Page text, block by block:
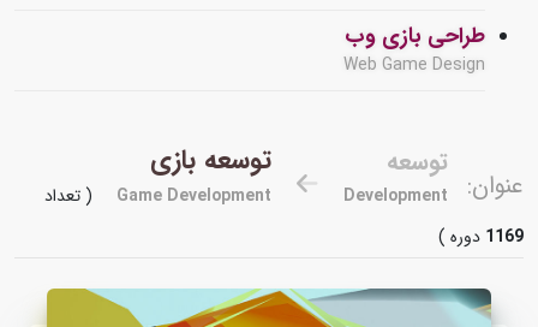
طراحی بازی وب
Web Game Design
عنوان:
توسعه
Development
توسعه بازی
Game Development
( تعداد
1169 دوره )